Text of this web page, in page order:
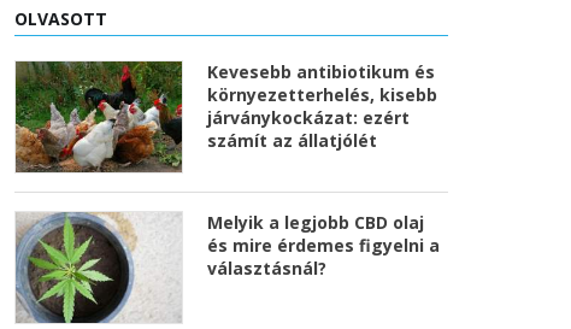
OLVASOTT
Kevesebb antibiotikum és
környezetterhelés, kisebb
járványkockázat: ezért
számít az állatjólét
Melyik a legjobb CBD olaj
és mire érdemes figyelni a
választásnál?